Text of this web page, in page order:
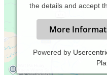
the details and accept
More
Powered by
Unterstützungsangebote